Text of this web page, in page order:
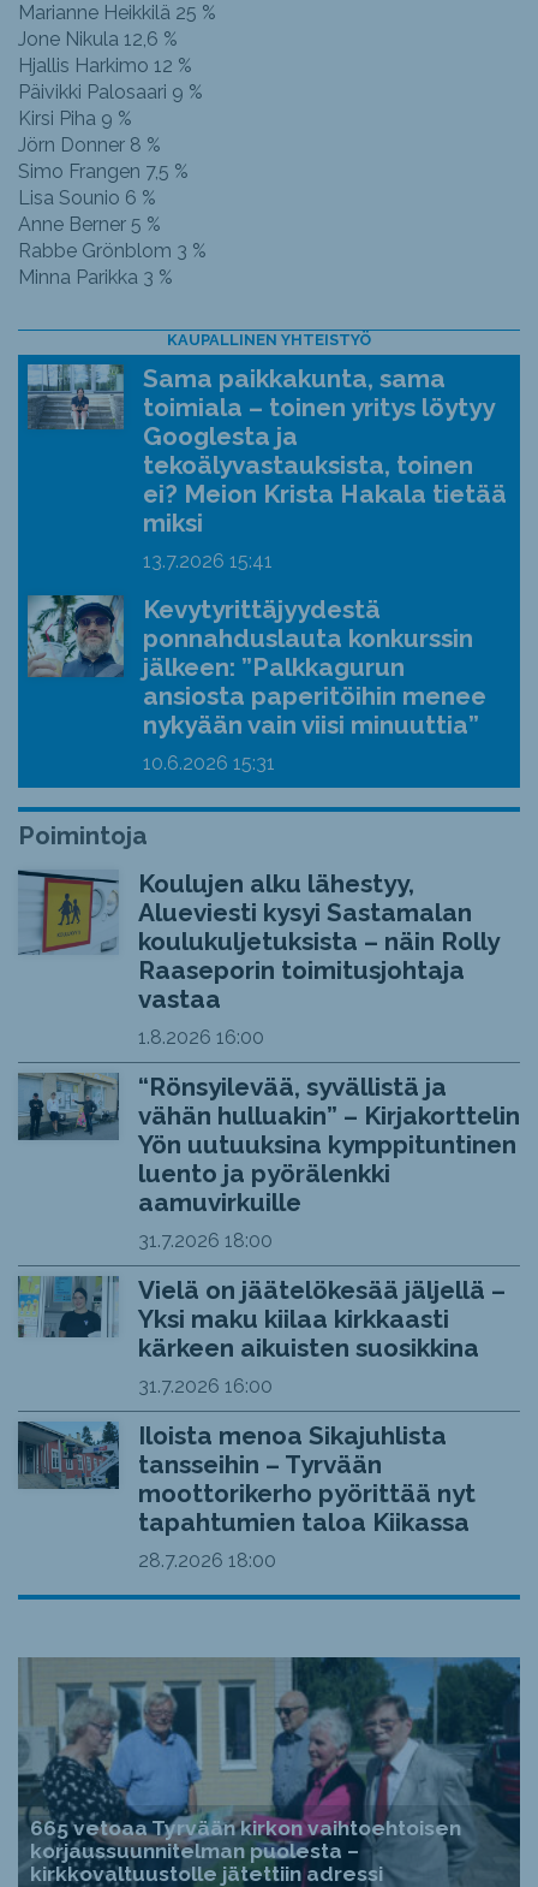
Marianne Heikkilä 25 %
Jone Nikula 12,6 %
Hjallis Harkimo 12 %
Päivikki Palosaari 9 %
Kirsi Piha 9 %
Jörn Donner 8 %
Simo Frangen 7,5 %
Lisa Sounio 6 %
Anne Berner 5 %
Rabbe Grönblom 3 %
Minna Parikka 3 %
KAUPALLINEN YHTEISTYÖ
Sama paikkakunta, sama
toimiala – toinen yritys löytyy
Googlesta ja
tekoälyvastauksista, toinen
ei? Meion Krista Hakala tietää
miksi
13.7.2026 15:41
Kevytyrittäjyydestä
ponnahduslauta konkurssin
jälkeen: ”Palkkagurun
ansiosta paperitöihin menee
nykyään vain viisi minuuttia”
10.6.2026 15:31
Poimintoja
Koulujen alku lähestyy,
Alueviesti kysyi Sastamalan
koulukuljetuksista – näin Rolly
Raaseporin toimitusjohtaja
vastaa
1.8.2026 16:00
“Rönsyilevää, syvällistä ja
vähän hulluakin” – Kirjakorttelin
Yön uutuuksina kymppituntinen
luento ja pyörälenkki
aamuvirkuille
31.7.2026 18:00
Vielä on jäätelökesää jäljellä –
Yksi maku kiilaa kirkkaasti
kärkeen aikuisten suosikkina
31.7.2026 16:00
Iloista menoa Sikajuhlista
tansseihin – Tyrvään
moottorikerho pyörittää nyt
tapahtumien taloa Kiikassa
28.7.2026 18:00
665 vetoaa Tyrvään kirkon vaihtoehtoisen
korjaussuunnitelman puolesta –
kirkkovaltuustolle jätettiin adressi